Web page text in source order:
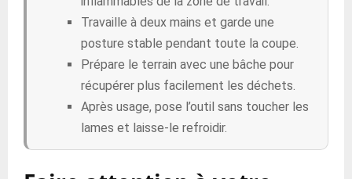
Travaille à deux mains et garde une
posture stable pendant toute la coupe.
Prépare le terrain avec une bâche pour
récupérer plus facilement les déchets.
Après usage, pose l’outil sans toucher les
lames et laisse-le refroidir.